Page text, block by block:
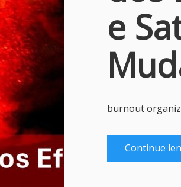
e
burnout
Continue